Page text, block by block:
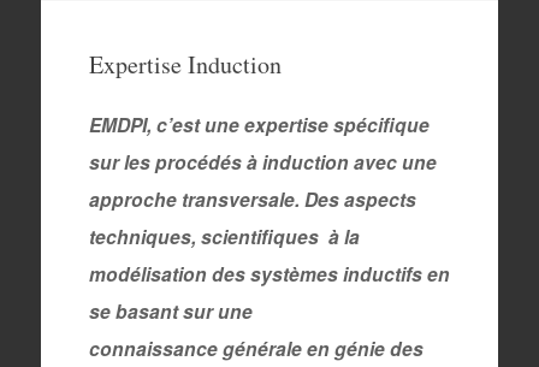
contenuExpertise Induction
EMDPI, c’est une expertise spécifique
sur les procédés à induction avec une
approche transversale. Des aspects
techniques, scientifiques à la
modélisation des systèmes inductifs en
se basant sur une
connaissancegénérale en génie des